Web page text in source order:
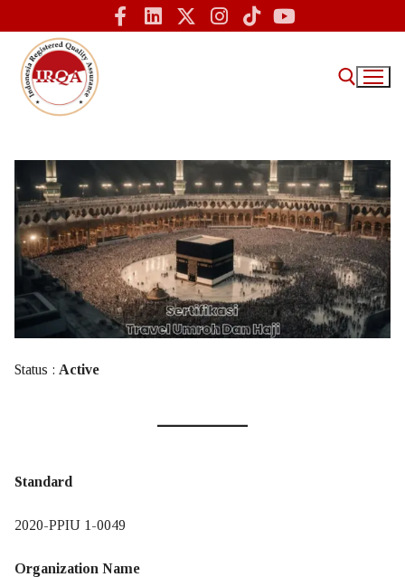
Home
IRQA
Tentang Kami – IRQA Indonesia
Sertifikasi ISO
Pemeliharaan Sertifikat
Status : Active
Standard
2020-PPIU 1-0049
Organization Name